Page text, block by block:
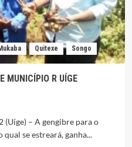
Quitexe Songo
MUNICÍPIO R UÍGE
– A gengibre para o
se estreará, ganha...